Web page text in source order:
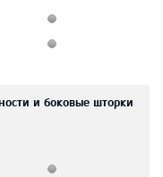
и боковые шторки